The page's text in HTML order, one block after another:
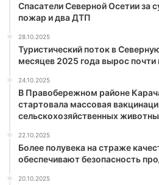
Спасатели Северной Осетии за
пожар и два ДТП
28.10.2025
Туристический поток в
месяцев 2025 года вырос почти
24.10.2025
В Правобережном районе
стартовала массовая
сельскохозяйственных
22.10.2025
Более полувека на страже
обеспечивают безопасность
20.10.2025